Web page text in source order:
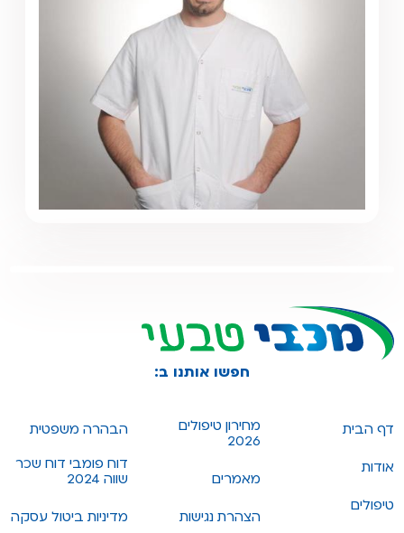
חפשו אותנו ב:
דף הבית
אודות
טיפולים
מחירון טיפולים
2026
מאמרים
הצהרת נגישות
הבהרה משפטית
דוח פומבי דוח שכר
שווה 2024
מדיניות ביטול עסקה